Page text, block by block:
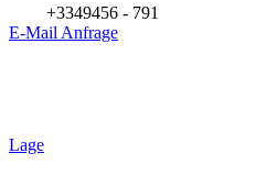
+3349456 - 791
E-Mail Anfrage
Lage